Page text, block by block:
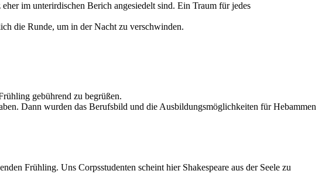
im unterirdischen Berich angesiedelt sind. Ein Traum für jedes
die Runde, um in der Nacht zu verschwinden.
gebührend zu begrüßen.
Dann wurden das Berufsbild und die Ausbildungsmöglichkeiten für Hebammen
Frühling. Uns Corpsstudenten scheint hier Shakespeare aus der Seele zu